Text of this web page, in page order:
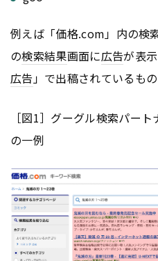
例えば「価格.com」内の検
の検索結果画面に広告が表
広告」で出稿されているもの
［図1］グーグル検索パー
の一例